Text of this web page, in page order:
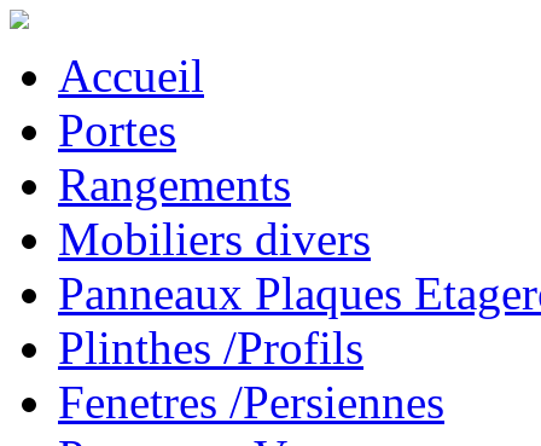
Accueil
Portes
Rangements
Mobiliers divers
Panneaux Plaques
Plinthes /Profils
Fenetres /Persiennes